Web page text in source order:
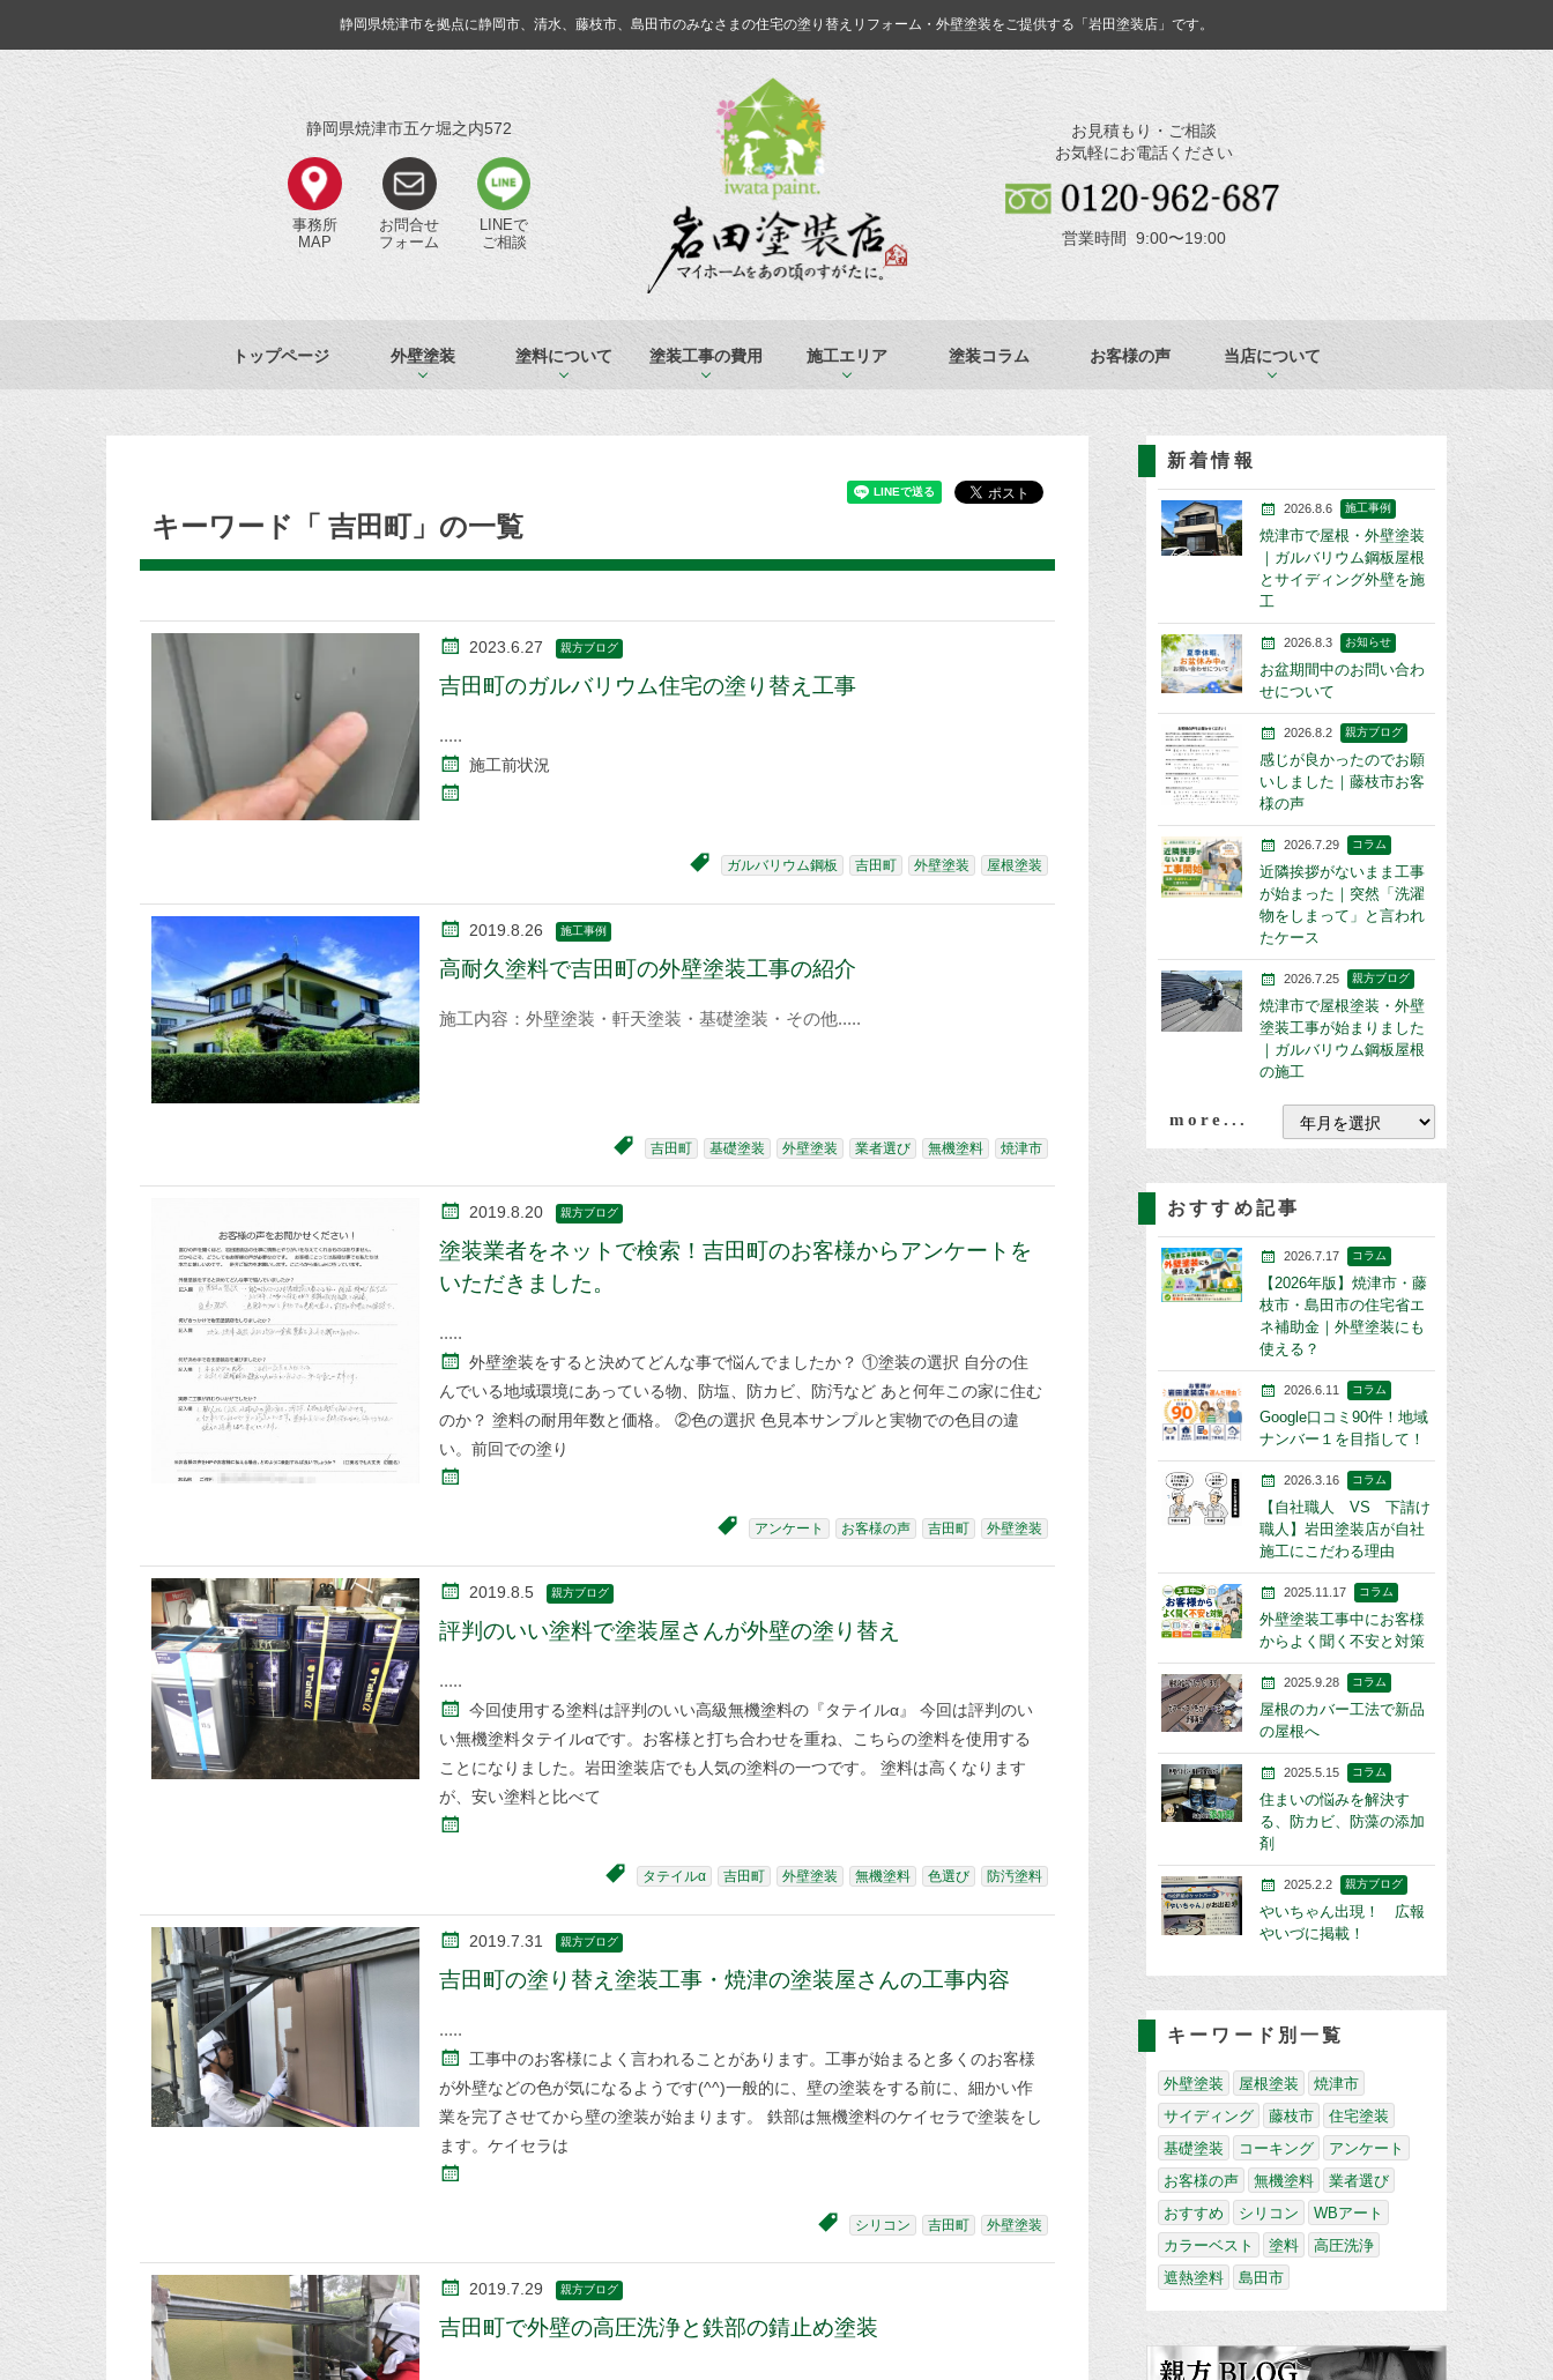
静岡県焼津市を拠点に静岡市、清水、藤枝市、島田市のみなさまの住宅の塗り替えリフォーム・外壁塗装をご提供する「岩田塗装店」です。
静岡県焼津市五ケ堀之内572
事務所
MAP
お問合せ
フォーム
LINEで
ご相談
お見積もり・ご相談
お気軽にお電話ください
営業時間 9:00〜19:00
トップページ 外壁塗装 塗料について 塗装工事の費用 施工エリア 塗装コラム お客様の声 当店について
キーワード「 吉田町」の一覧
2023.6.27 親方ブログ
吉田町のガルバリウム住宅の塗り替え工事
施工前状況
ガルバリウム鋼板 吉田町 外壁塗装 屋根塗装
2019.8.26 施工事例
高耐久塗料で吉田町の外壁塗装工事の紹介
施工内容：外壁塗装・軒天塗装・基礎塗装・その他
吉田町 基礎塗装 外壁塗装 業者選び 無機塗料 焼津市
2019.8.20 親方ブログ
塗装業者をネットで検索！吉田町のお客様からアンケートを
いただきました。
外壁塗装をすると決めてどんな事で悩んでましたか？ ①塗装の選択 自分の住
んでいる地域環境にあっている物、防塩、防カビ、防汚など あと何年この家に住む
のか？ 塗料の耐用年数と価格。 ②色の選択 色見本サンプルと実物での色目の違
い。前回での塗り
アンケート お客様の声 吉田町 外壁塗装
2019.8.5 親方ブログ
評判のいい塗料で塗装屋さんが外壁の塗り替え
今回使用する塗料は評判のいい高級無機塗料の『タテイルα』 今回は評判のい
い無機塗料タテイルαです。お客様と打ち合わせを重ね、こちらの塗料を使用する
ことになりました。岩田塗装店でも人気の塗料の一つです。 塗料は高くなります
が、安い塗料と比べて
タテイルα 吉田町 外壁塗装 無機塗料 色選び 防汚塗料
2019.7.31 親方ブログ
吉田町の塗り替え塗装工事・焼津の塗装屋さんの工事内容
工事中のお客様によく言われることがあります。工事が始まると多くのお客様
が外壁などの色が気になるようです(^^)一般的に、壁の塗装をする前に、細かい作
業を完了させてから壁の塗装が始まります。 鉄部は無機塗料のケイセラで塗装をし
ます。ケイセラは
シリコン 吉田町 外壁塗装
2019.7.29 親方ブログ
吉田町で外壁の高圧洗浄と鉄部の錆止め塗装
新着情報
2026.8.6 施工事例
焼津市で屋根・外壁塗装
｜ガルバリウム鋼板屋根
とサイディング外壁を施
工
2026.8.3 お知らせ
お盆期間中のお問い合わ
せについて
2026.8.2 親方ブログ
感じが良かったのでお願
いしました｜藤枝市お客
様の声
2026.7.29 コラム
近隣挨拶がないまま工事
が始まった｜突然「洗濯
物をしまって」と言われ
たケース
2026.7.25 親方ブログ
焼津市で屋根塗装・外壁
塗装工事が始まりました
｜ガルバリウム鋼板屋根
の施工
more...
おすすめ記事
2026.7.17 コラム
【2026年版】焼津市・藤
枝市・島田市の住宅省エ
ネ補助金｜外壁塗装にも
使える？
2026.6.11 コラム
Google口コミ90件！地域
ナンバー１を目指して！
2026.3.16 コラム
【自社職人 VS 下請け
職人】岩田塗装店が自社
施工にこだわる理由
2025.11.17 コラム
外壁塗装工事中にお客様
からよく聞く不安と対策
2025.9.28 コラム
屋根のカバー工法で新品
の屋根へ
2025.5.15 コラム
住まいの悩みを解決す
る、防カビ、防藻の添加
剤
2025.2.2 親方ブログ
やいちゃん出現！ 広報
やいづに掲載！
キーワード別一覧
外壁塗装 屋根塗装
焼津市
サイディング
藤枝市
住宅塗装
基礎塗装
コーキング
アンケート
お客様の声
無機塗料
業者選び
おすすめ
シリコン
WBアート
カラーベスト
塗料
高圧洗浄
遮熱塗料
島田市